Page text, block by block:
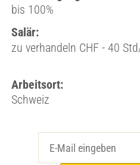
bis 100%
Salär:
zu verhandeln CHF - 40
Arbeitsort:
Schweiz